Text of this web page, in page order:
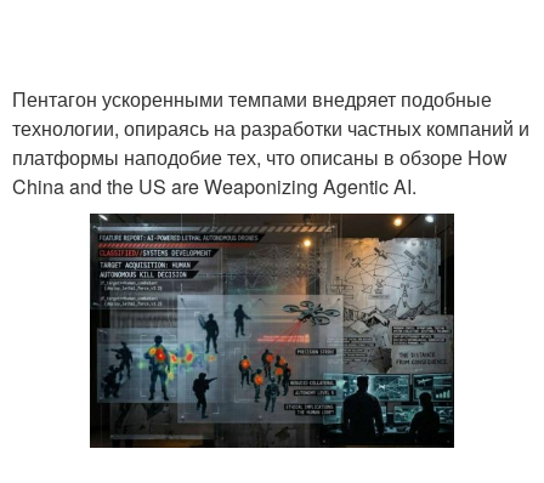
Пентагон ускоренными темпами внедряет подобные
технологии, опираясь на разработки частных компаний и
платформы наподобие тех, что описаны в обзоре How
China and the US are Weaponizing Agentic AI.